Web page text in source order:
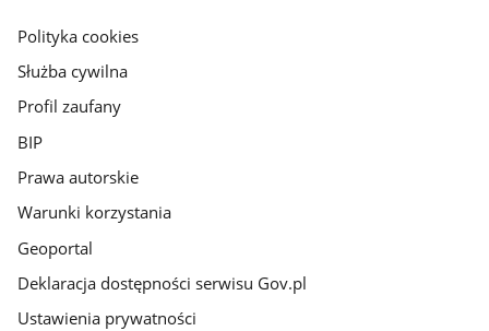
gov.pl
Polityka cookies
Służba cywilna
Profil zaufany
BIP
Prawa autorskie
Warunki korzystania
Geoportal
Deklaracja dostępności serwisu Gov.pl
Ustawienia prywatności